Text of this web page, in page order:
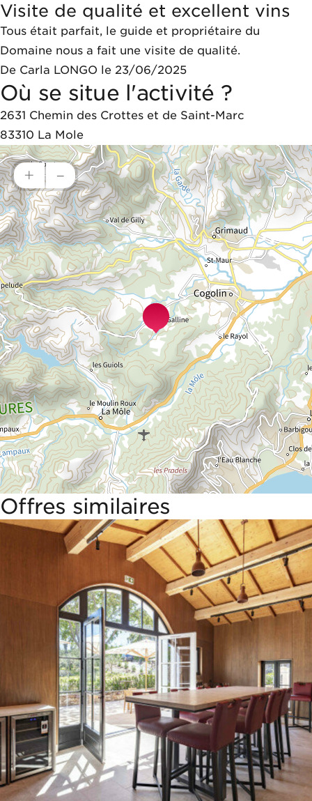
Visite de qualité et excellent vins
Tous était parfait, le guide et propriétaire du
Domaine nous a fait une visite de qualité.
De Carla LONGO le 23/06/2025
Où se situe l'activité ?
2631 Chemin des Crottes et de Saint-Marc
83310 La Mole
+ –
Offres similaires